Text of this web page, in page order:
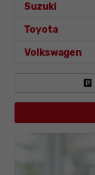
Suzuki
Toyota
Volkswagen